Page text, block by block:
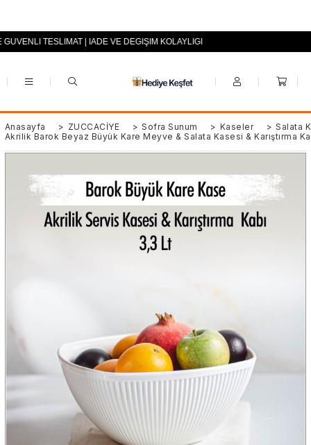
+90 (0553) 694 94 70
TESLİMAT | İADE VE DEĞİŞİM KOLAYLIĞI
Anasayfa > ZÜCCACİYE > Sofra Sunum > Kaseler > Salata
Akrilik Barok Beyaz Büyük Kare Meyve & Salata Kasesi & Karıştırma